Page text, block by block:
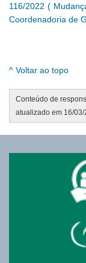
116/2022 (
Coordenadoria de
^ Voltar ao topo
Conteúdo de
atualizado em 16/